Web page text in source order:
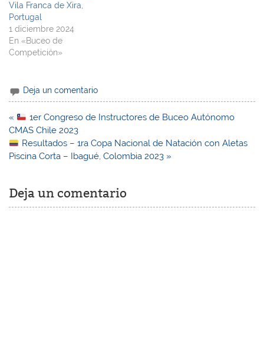
Vila Franca de Xira,
Portugal
1 diciembre 2024
En «Buceo de
Competición»
Deja un comentario
Navegación
de
entradas
«
1er Congreso de Instructores de Buceo Autónomo
CMAS Chile 2023
Resultados – 1ra Copa Nacional de Natación con Aletas
Piscina Corta – Ibagué, Colombia 2023 »
Deja un comentario